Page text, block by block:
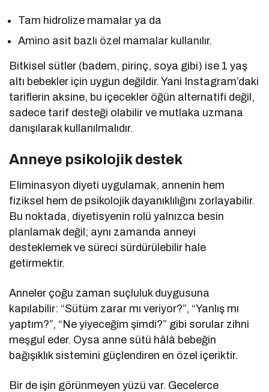
Tam hidrolize mamalar ya da
Amino asit bazlı özel mamalar kullanılır.
Bitkisel sütler (badem, pirinç, soya gibi) ise 1 yaş
altı bebekler için uygun değildir. Yani Instagram’daki
tariflerin aksine, bu içecekler öğün alternatifi değil,
sadece tarif desteği olabilir ve mutlaka uzmana
danışılarak kullanılmalıdır.
Anneye psikolojik destek
Eliminasyon diyeti uygulamak, annenin hem
fiziksel hem de psikolojik dayanıklılığını zorlayabilir.
Bu noktada, diyetisyenin rolü yalnızca besin
planlamak değil; aynı zamanda anneyi
desteklemek ve süreci sürdürülebilir hale
getirmektir.
Anneler çoğu zaman suçluluk duygusuna
kapılabilir: “Sütüm zarar mı veriyor?”, “Yanlış mı
yaptım?”, “Ne yiyeceğim şimdi?” gibi sorular zihni
meşgul eder. Oysa anne sütü hâlâ bebeğin
bağışıklık sistemini güçlendiren en özel içeriktir.
Bir de işin görünmeyen yüzü var. Gecelerce